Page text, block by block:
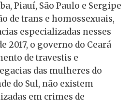
Piauí, São Paulo e Sergipe
de trans e homossexuais,
especializadas nesses
2017, o governo do Ceará
de travestis e
das mulheres do
do Sul, não existem
em crimes de